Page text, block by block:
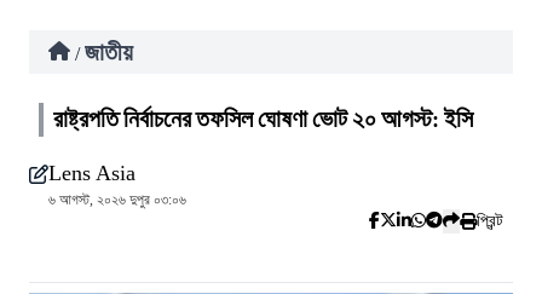
/ জাতীয়
রাষ্ট্রপতি নির্বাচনের তফসিল ঘোষণা ভোট ২০ আগস্ট: ইসি
Lens Asia
৬ আগস্ট, ২০২৬ দুপুর ০৩:০৬
প্রিন্ট